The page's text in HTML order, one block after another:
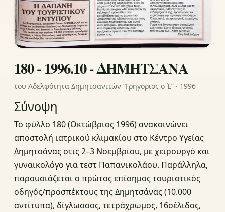
180 - 1996.10 - ΔΗΜΗΤΣΑΝΑ
του Αδελφότητα Δημητσανιτών “Γρηγόριος ο Έ” · 1996
Σύνοψη
Το φύλλο 180 (Οκτώβριος 1996) ανακοινώνει
αποστολή ιατρικού κλιμακίου στο Κέντρο Υγείας
Δημητσάνας στις 2–3 Νοεμβρίου, με χειρουργό και
γυναικολόγο για τεστ Παπανικολάου. Παράλληλα,
παρουσιάζεται ο πρώτος επίσημος τουριστικός
οδηγός/προσπέκτους της Δημητσάνας (10.000
αντίτυπα), δίγλωσσος, τετράχρωμος, 16σέλιδος,